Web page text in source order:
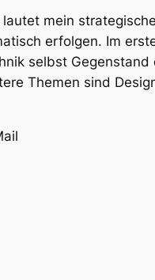
mein
erfolgen. Im
selbst Gegenstand
Themen sind